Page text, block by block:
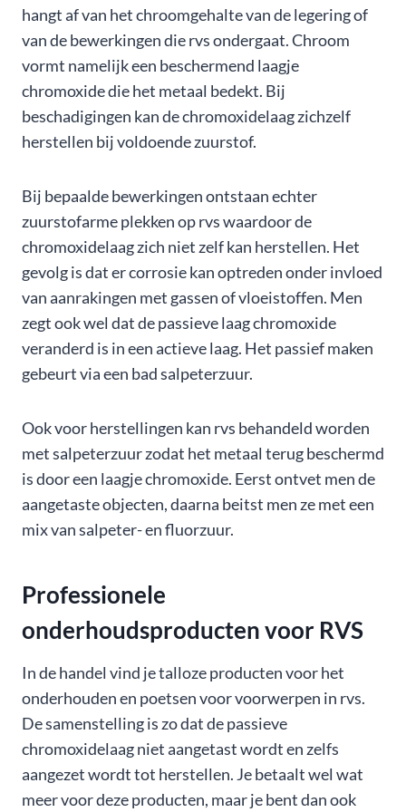
hangt af van het chroomgehalte van de legering of
van de bewerkingen die rvs ondergaat. Chroom
vormt namelijk een beschermend laagje
chromoxide die het metaal bedekt. Bij
beschadigingen kan de chromoxidelaag zichzelf
herstellen bij voldoende zuurstof.
Bij bepaalde bewerkingen ontstaan echter
zuurstofarme plekken op rvs waardoor de
chromoxidelaag zich niet zelf kan herstellen. Het
gevolg is dat er corrosie kan optreden onder invloed
van aanrakingen met gassen of vloeistoffen. Men
zegt ook wel dat de passieve laag chromoxide
veranderd is in een actieve laag. Het passief maken
gebeurt via een bad salpeterzuur.
Ook voor herstellingen kan rvs behandeld worden
met salpeterzuur zodat het metaal terug beschermd
is door een laagje chromoxide. Eerst ontvet men de
aangetaste objecten, daarna beitst men ze met een
mix van salpeter- en fluorzuur.
Professionele
onderhoudsproducten voor RVS
In de handel vind je talloze producten voor het
onderhouden en poetsen voor voorwerpen in rvs.
De samenstelling is zo dat de passieve
chromoxidelaag niet aangetast wordt en zelfs
aangezet wordt tot herstellen. Je betaalt wel wat
meer voor deze producten, maar je bent dan ook